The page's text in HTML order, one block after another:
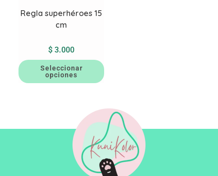
Regla superhéroes 15
cm
$ 3.000
Seleccionar
opciones